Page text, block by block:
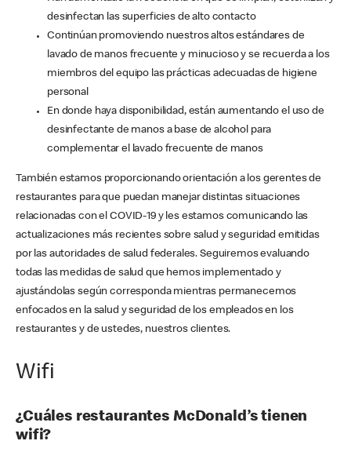
desinfectan las superficies de alto contacto
Continúan promoviendo nuestros altos estándares de
lavado de manos frecuente y minucioso y se recuerda a los
miembros del equipo las prácticas adecuadas de higiene
personal
En donde haya disponibilidad, están aumentando el uso de
desinfectante de manos a base de alcohol para
complementar el lavado frecuente de manos
También estamos proporcionando orientación a los gerentes de
restaurantes para que puedan manejar distintas situaciones
relacionadas con el COVID-19 y les estamos comunicando las
actualizaciones más recientes sobre salud y seguridad emitidas
por las autoridades de salud federales. Seguiremos evaluando
todas las medidas de salud que hemos implementado y
ajustándolas según corresponda mientras permanecemos
enfocados en la salud y seguridad de los empleados en los
restaurantes y de ustedes, nuestros clientes.
Wifi
¿Cuáles restaurantes McDonald’s tienen
wifi?